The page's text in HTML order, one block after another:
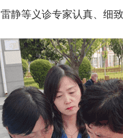
静等义诊专家认真、细